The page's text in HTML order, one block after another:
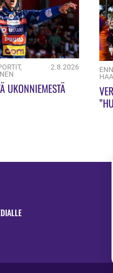
,
2.8.2026
UKONNIEMESTÄ